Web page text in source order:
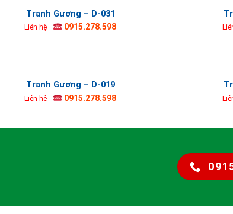
Tranh Gương – D-031
Liên hệ 0915.278.598
Tranh Gương – D-019
Liên hệ 0915.278.598